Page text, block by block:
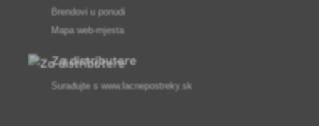
Brendovi u ponudi
Mapa web-mjesta
Za distributere
Surađujte s www.lacnepostreky.sk